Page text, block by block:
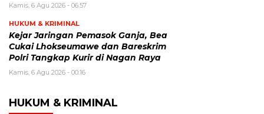
Kamis, 6 Agu 2026 - 06:57
HUKUM & KRIMINAL
Kejar Jaringan Pemasok Ganja, Bea
Cukai Lhokseumawe dan Bareskrim
Polri Tangkap Kurir di Nagan Raya
Kamis, 6 Agu 2026 - 00:16
HUKUM & KRIMINAL